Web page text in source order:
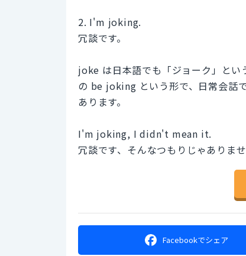
2. I'm joking.
冗談です。
joke は日本語でも「ジョーク」とい
の be joking という形で、日常会話
あります。
I'm joking, I didn't mean it.
冗談です、そんなつもりじゃありませ
Facebookでシェア